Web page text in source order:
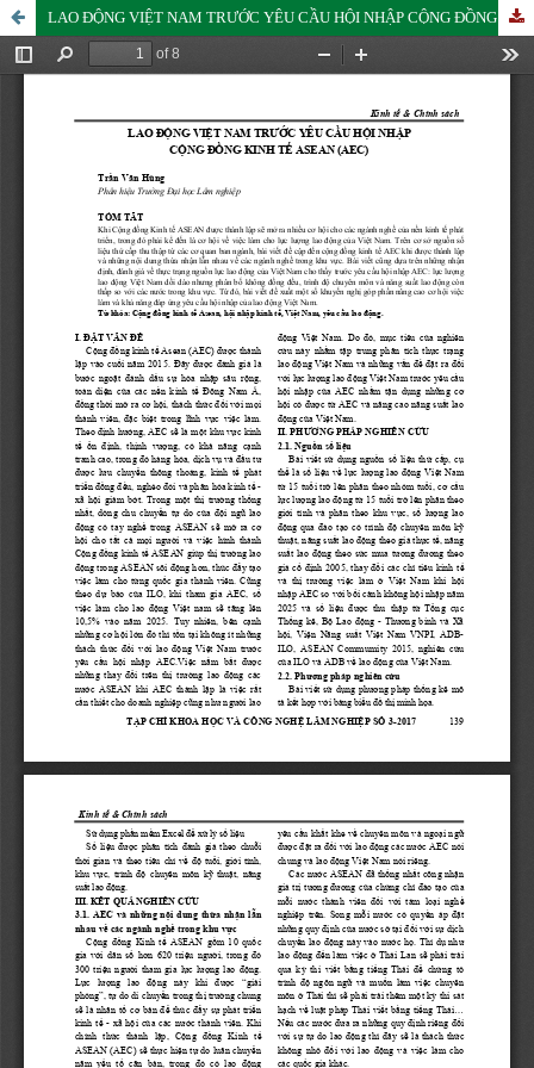
LAO ĐỘNG VIỆT NAM TRƯỚC YÊU CẦU HỘI NHẬP CỘNG ĐỒNG KINH TẾ ASEAN (AEC)